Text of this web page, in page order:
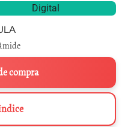
Digital
compra